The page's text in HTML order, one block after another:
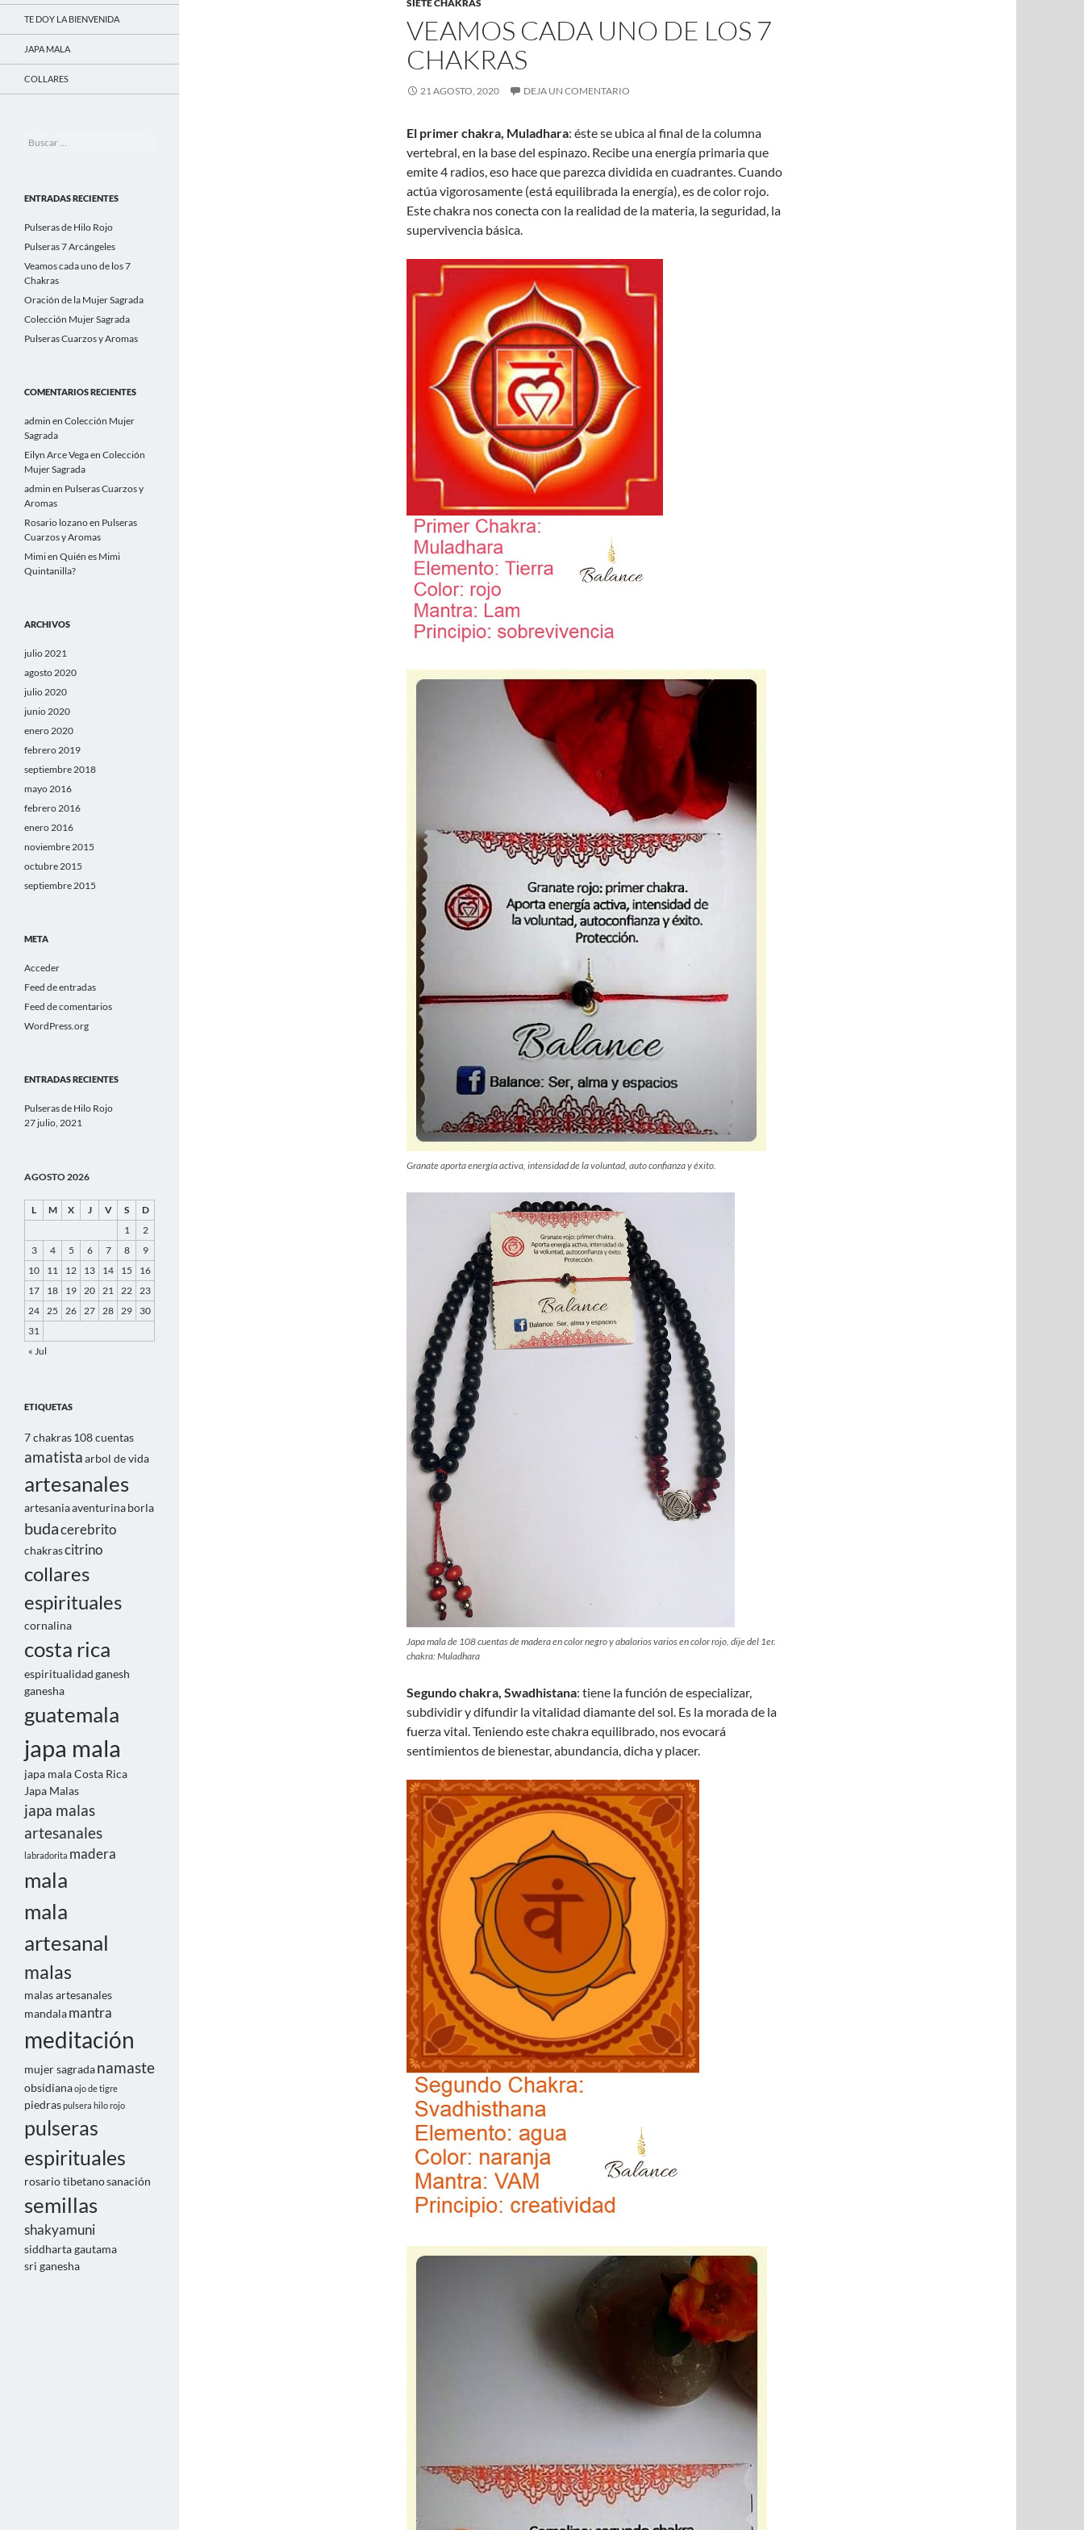
SIETE CHAKRAS
VEAMOS CADA UNO DE LOS 7
CHAKRAS
21 AGOSTO, 2020 DEJA UN COMENTARIO
El primer chakra, Muladhara: éste se ubica al final de la columna
vertebral, en la base del espinazo. Recibe una energía primaria que
emite 4 radios, eso hace que parezca dividida en cuadrantes. Cuando
actúa vigorosamente (está equilibrada la energía), es de color rojo.
Este chakra nos conecta con la realidad de la materia, la seguridad, la
supervivencia básica.
Granate aporta energía activa, intensidad de la voluntad, auto confianza y éxito.
Japa mala de 108 cuentas de madera en color negro y abalorios varios en color rojo, dije del 1er.
chakra: Muladhara
Segundo chakra, Swadhistana: tiene la función de especializar,
subdividir y difundir la vitalidad diamante del sol. Es la morada de la
fuerza vital. Teniendo este chakra equilibrado, nos evocará
sentimientos de bienestar, abundancia, dicha y placer.
TE DOY LA BIENVENIDA
JAPA MALA
COLLARES
Buscar:
ENTRADAS RECIENTES
Pulseras de Hilo Rojo
Pulseras 7 Arcángeles
Veamos cada uno de los 7
Chakras
Oración de la Mujer Sagrada
Colección Mujer Sagrada
Pulseras Cuarzos y Aromas
COMENTARIOS RECIENTES
admin en Colección Mujer
Sagrada
Eilyn Arce Vegaen Colección
Mujer Sagrada
admin en Pulseras Cuarzos y
Aromas
Rosario lozanoen Pulseras
Cuarzos y Aromas
Mimien Quién es Mimi
Quintanilla?
ARCHIVOS
julio 2021
agosto 2020
julio 2020
junio 2020
enero 2020
febrero 2019
septiembre 2018
mayo 2016
febrero 2016
enero 2016
noviembre 2015
octubre 2015
septiembre 2015
META
Acceder
Feed de entradas
Feed de comentarios
WordPress.org
ENTRADAS RECIENTES
Pulseras de Hilo Rojo
27 julio, 2021
AGOSTO 2026
L M X J V S
D
1
2
3
4 5 6 7 8
9
10
11 12 13 14 15
16
17
18 19 20 21 22 23
24 25 26 27 28 29
30
31
« Jul
ETIQUETAS
7 chakras108 cuentas
amatistaarbol de vida
artesanales
artesaniaaventurinaborla
budacerebrito
chakrascitrino
collares
espirituales
cornalina
costa rica
espiritualidadganesh
ganesha
guatemala
japa mala
japa mala Costa Rica
Japa Malas
japa malas
artesanales
labradorita madera
mala
mala
artesanal
malas
malas artesanales
mandalamantra
meditación
mujer sagradanamaste
obsidianaojo de tigre
piedraspulsera hilo rojo
pulseras
espirituales
rosario tibetanosanación
semillas
shakyamuni
siddharta gautama
sri ganesha